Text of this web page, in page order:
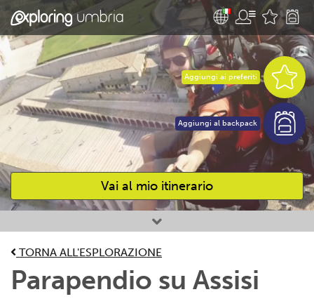
Vai al mio itinerario
Attività preferite
Aggiungi ai preferiti
Aggiungi al backpack
TORNA ALL'ESPLORAZIONE
Parapendio su Assisi